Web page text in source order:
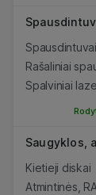
Spausdintuvai
Rašaliniai
Spalviniai
Saugyklos,
Kietieji diskai
Atmintinės,